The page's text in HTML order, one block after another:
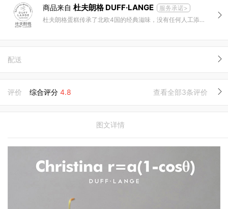
商品来自 杜夫朗格 DUFF·LANGE
服务承诺>
杜夫朗格蛋糕传承了北欧4国的经典滋味，没有任何人工添加物，利用纯天然的食材制作。我们用心制作精致外观和究极口感的美味蛋糕。
配送
评价 综合评分 4.8 查看全部3条评价
图文详情